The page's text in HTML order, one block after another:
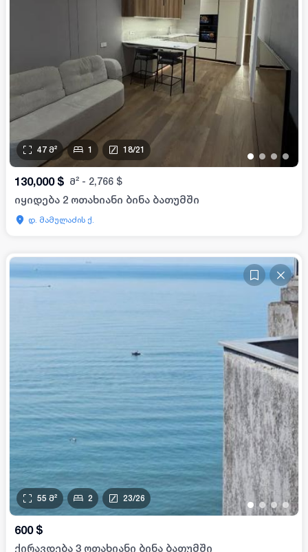
• • • •
47 მ² 1 18/21
130,000 $ მ² - 2,766 $
იყიდება 2 ოთახიანი ბინა ბათუმში
დ. მამულაძის ქ.
••••
55 მ² 2 23/26
600 $
ქირავდება 3 ოთახიანი ბინა ბათუმში